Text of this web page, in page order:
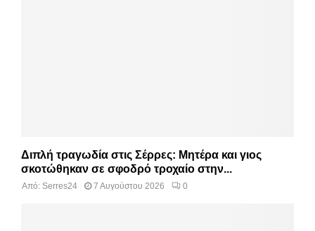
Διπλή τραγωδία στις Σέρρες: Μητέρα και γιος
σκοτώθηκαν σε σφοδρό τροχαίο στην...
Από: Serres24 7 Αυγούστου 2026 0